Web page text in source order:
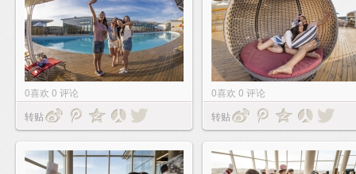
0喜欢 0 评论
转贴
0喜欢 0 评论
转贴